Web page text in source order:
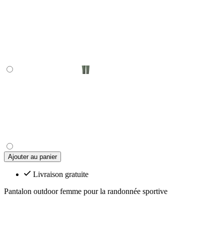
Ajouter au panier
Livraison gratuite
Pantalon outdoor femme pour la randonnée sportive